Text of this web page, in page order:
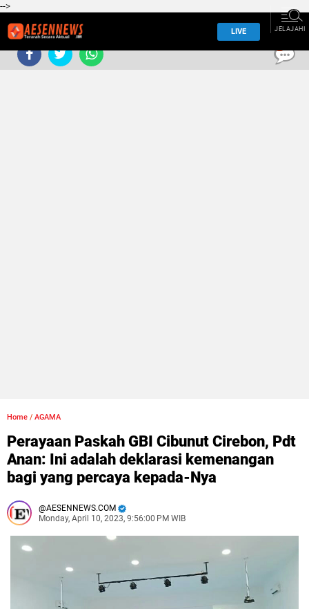
-->
LIVE JELAJAHI
Home / AGAMA
Perayaan Paskah GBI Cibunut Cirebon, Pdt
Anan: Ini adalah deklarasi kemenangan
bagi yang percaya kepada-Nya
AESENNEWS.COM
Monday, April 10, 2023, 9:56:00 PM WIB